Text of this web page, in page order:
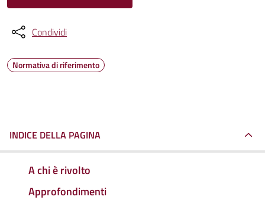
Condividi
Normativa di riferimento
INDICE DELLA PAGINA
A chi è rivolto
Approfondimenti